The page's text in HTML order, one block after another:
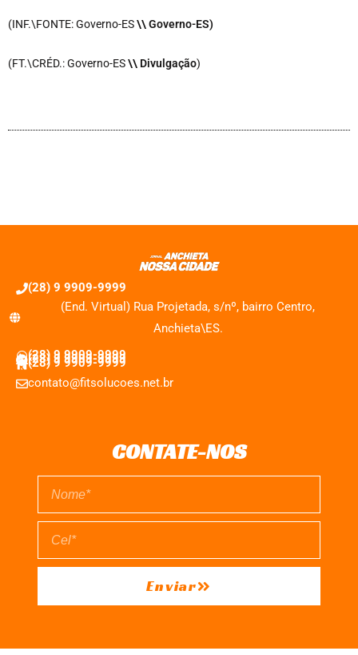
(INF.\FONTE: Governo-ES\\ Governo-ES)
(FT.\CRÉD.: Governo-ES\\ Divulgação)
(28) 9 9909-9999
(End. Virtual) Rua Projetada, s/nº, bairro Centro,
Anchieta\ES.
(28) 9 9909-9999
(28) 9 9909-9999
(28) 9 9909-9999
contato@fitsolucoes.net.br
CONTATE-NOS
Enviar